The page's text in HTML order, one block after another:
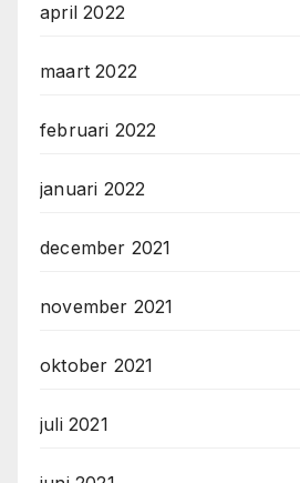
april 2022
maart 2022
februari 2022
januari 2022
december 2021
november 2021
oktober 2021
juli 2021